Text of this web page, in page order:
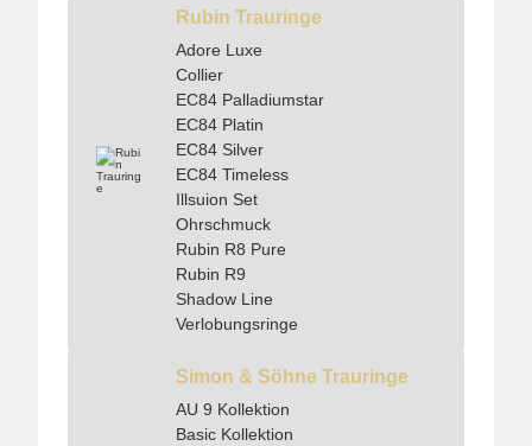
Rubin Trauringe
Adore Luxe
Collier
EC84 Palladiumstar
EC84 Platin
EC84 Silver
EC84 Timeless
Illsuion Set
Ohrschmuck
Rubin R8 Pure
Rubin R9
Shadow Line
Verlobungsringe
Simon & Söhne Trauringe
AU 9 Kollektion
Basic Kollektion